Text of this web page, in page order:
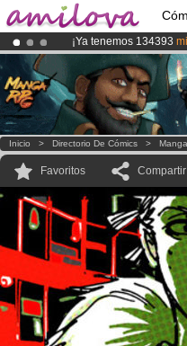
¡Ya tenemos 134393
¡El Kickstarter Amilova
¡Conviertete en
Inicio > Directorio De Cómics > Manga
Favoritos Compartir